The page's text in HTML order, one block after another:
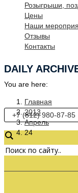
Розыгрыши,
Цены
Наши
Отзывы
Контакты
DAILY
You are here:
Главная
2013
Апрель
24
+7 (812) 980-87-85